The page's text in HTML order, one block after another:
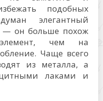
подобных
элегантный
— он больше похож
чем на
Чаще всего
из металла, а
лаками и